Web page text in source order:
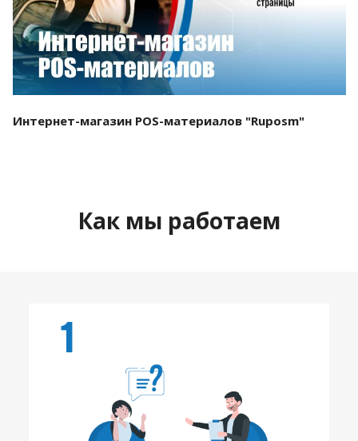
Интернет-магазин POS-материалов "Ruposm"
Как мы работаем
1